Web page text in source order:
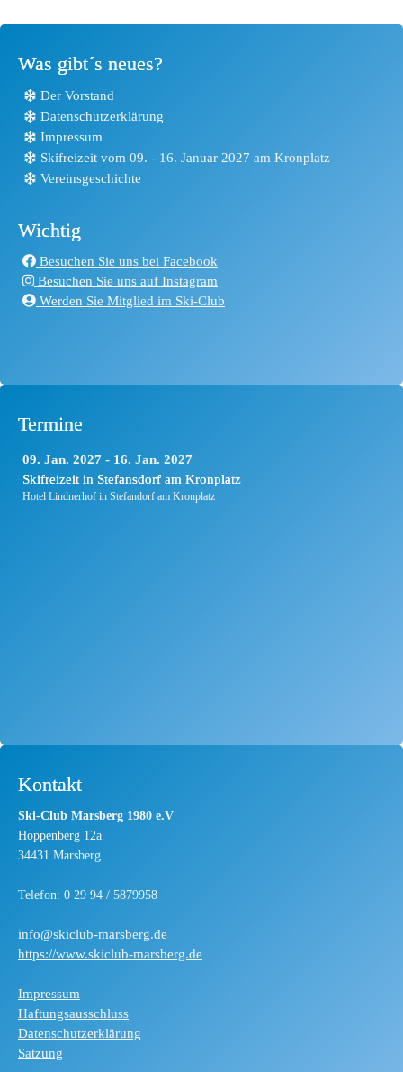
Was gibt´s neues?
Der Vorstand
Datenschutzerklärung
Impressum
Skifreizeit vom 09. - 16. Januar 2027 am Kronplatz
Vereinsgeschichte
Wichtig
Besuchen Sie uns bei Facebook
Besuchen Sie uns auf Instagram
Werden Sie Mitglied im Ski-Club
Termine
09 Jan. 2027 16 Jan. 2027
Skifreizeit in Stefansdorf am Kronplatz
Hotel Lindnerhof in Stefandorf am Kronplatz
Kontakt
Ski-Club Marsberg 1980 e.V
Hoppenberg 12a
34431 Marsberg
Telefon: 0 29 94 / 5879958
info@skiclub-marsberg.de
https://www.skiclub-marsberg.de
Impressum
Haftungsausschluss
Datenschutzerklärung
Satzung